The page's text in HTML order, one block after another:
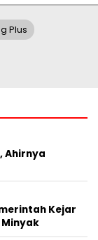
Plus
Ahirnya
Kejar
Minyak